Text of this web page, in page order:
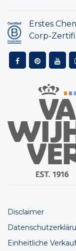
Erstes
Corp-
Disclaimer
Einheitliche